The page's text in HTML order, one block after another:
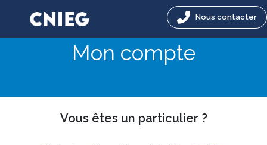
Nous contacter
Mon compte
Vous êtes un particulier ?